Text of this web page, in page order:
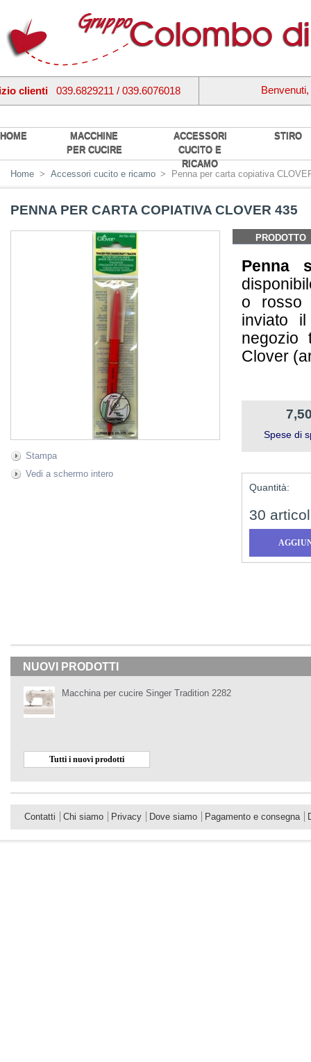
HOME
MACCHINE
PER CUCIRE
ACCESSORI
CUCITO E
RICAMO
STIRO
clienti 039.6829211 / 039.6076018 Benvenuti,
Home > Accessori cucito e ricamo > Penna per carta copiativa
PENNA PER CARTA COPIATIVA CLOVER 435
Stampa
Vedi a schermo intero
PRODOTTO
Penna
o rosso
inviato
negozio
Clover
Spese di
Quantità:
30
NUOVI PRODOTTI
Macchina per cucire Singer Tradition 2282
Tutti i nuovi prodotti
Contatti Chi siamo Privacy Dove siamo Pagamento e consegna